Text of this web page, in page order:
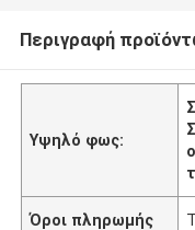
Περιγραφή
Υψηλό φως:
Όροι πληρωμής